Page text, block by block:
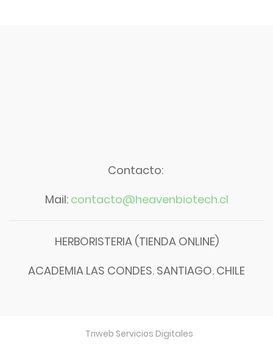
Contacto:
Mail: contacto@heavenbiotech.cl
HERBORISTERIA (TIENDA ONLINE)
ACADEMIA LAS CONDES. SANTIAGO. CHILE
Triweb Servicios Digitales